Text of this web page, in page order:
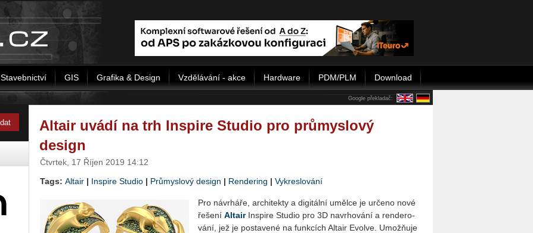
Stavebnictví GIS Grafika & Design Vzdělávání - akce Hardware PDM/PLM Download
Google překladač:
Altair uvádí na trh Inspire Studio pro průmyslový
design
Čtvrtek, 17 Říjen 2019 14:12
Tags: Altair | Inspire Studio | Průmyslový design | Rendering | Vykreslování
Pro ná­vr­há­ře, ar­chi­tek­ty a di­gi­tál­ní uměl­ce je ur­če­no no­vé
ře­še­ní Al­tairIn­spi­re Stu­dio pro 3D na­vr­ho­vá­ní a ren­de­ro­
vá­ní, jež je po­sta­ve­né na funk­cích Al­tair Evol­ve. Umo­ž­ňu­je